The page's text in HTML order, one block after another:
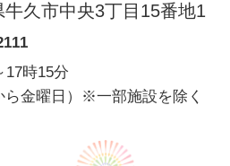
久市中央3丁目15番地1
17時15分
ら金曜日）※一部施設を除く